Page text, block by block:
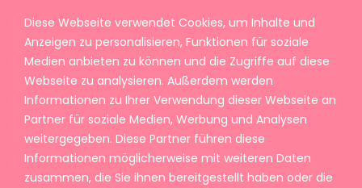
Diese Webseite verwendet Cookies, um Inhalte und
Anzeigen zu personalisieren, Funktionen für soziale
Medien anbieten zu können und die Zugriffe auf diese
Webseite zu analysieren. Außerdem werden
Informationen zu Ihrer Verwendung dieser Webseite an
Partner für soziale Medien, Werbung und Analysen
weitergegeben. Diese Partner führen diese
Informationen möglicherweise mit weiteren Daten
zusammen, die Sie ihnen bereitgestellt haben oder die